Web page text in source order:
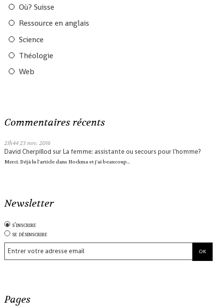
Où? Suisse
Ressource en anglais
Science
Théologie
Web
Commentaires récents
21h44 23 nov. 2016
David Cherpillod surLa femme: assistante ou secours pour l’homme?
Merci. Déjà lu l'article dans Hockma et j'ai beaucoup...
Newsletter
s'inscrire
se désinscrire
Pages